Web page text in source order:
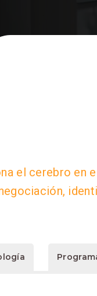
el cerebro en